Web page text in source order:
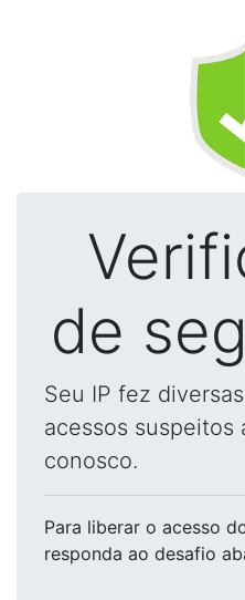
de
Seu IP fez
acessos suspeitos
conosco.
Para liberar o acesso
responda ao desafio